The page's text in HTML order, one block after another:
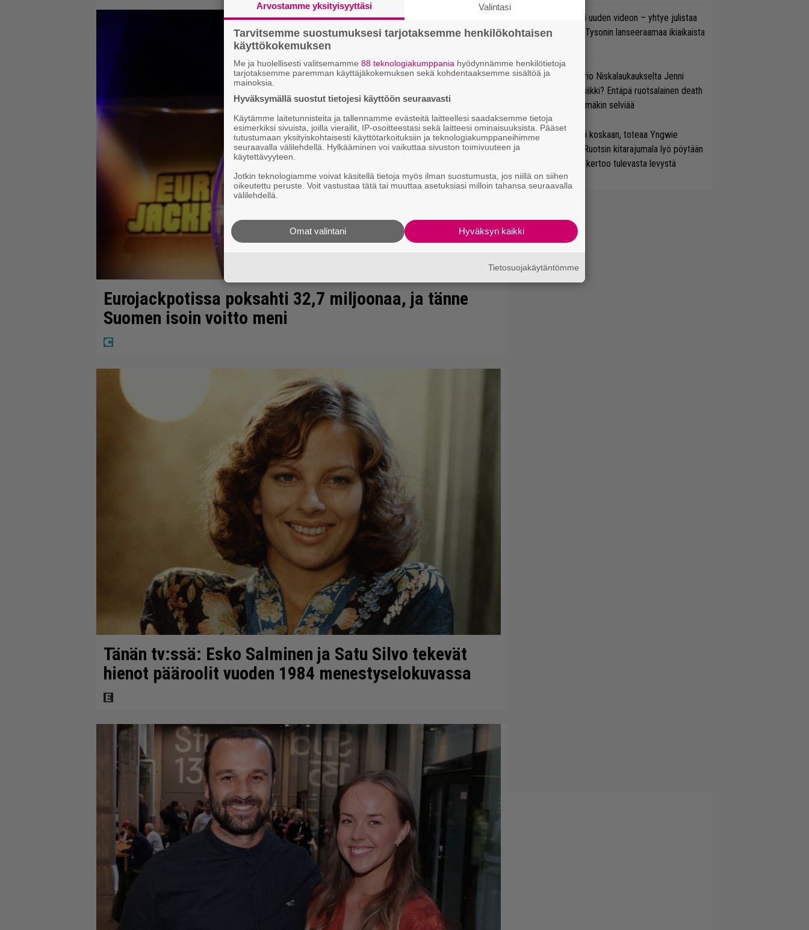
Eurojackpotissa poksahti 32,7 miljoonaa, ja tänne
Suomen isoin voitto meni
Tänän tv:ssä: Esko Salminen ja Satu Silvo tekevät
hienot pääroolit vuoden 1984 menestyselokuvassa
Anthrax julkaisi uuden videon – yhtye julistaa
biisillään Mike Tysonin lanseeraamaa ikiaikaista
Miten taipuu Trio Niskalaukaukselta Jenni
Vartiaisen musiikki? Entäpä ruotsalainen death
metal? Pian tämäkin selviää
Se on nyt tai ei koskaan, toteaa Yngwie
Malmsteen – Ruotsin kitarajumala lyö pöytään
uuden biisin ja kertoo tulevasta levystä
Arvostamme yksityisyyttäsi Valintasi
Tarvitsemme suostumuksesi tarjotaksemme henkilökohtaisen
käyttökokemuksen
Me ja huolellisesti valitsemamme 88 teknologiakumppania hyödynnämme henkilötietoja
tarjotaksemme paremman käyttäjäkokemuksen sekä kohdentaaksemme sisältöä ja
mainoksia.
Hyväksymällä suostut tietojesi käyttöön seuraavasti
Käytämme laitetunnisteita ja tallennamme evästeitä laitteellesi saadaksemme tietoja
esimerkiksi sivuista, joilla vierailit, IP-osoitteestasi sekä laitteesi ominaisuuksista. Pääset
tutustumaan yksityiskohtaisesti käyttötarkoituksiin ja teknologiakumppaneihimme
seuraavalla välilehdellä. Hylkääminen voi vaikuttaa sivuston toimivuuteen ja
käytettävyyteen.
Jotkin teknologiamme voivat käsitellä tietoja myös ilman suostumusta, jos niillä on siihen
oikeutettu peruste. Voit vastustaa tätä tai muuttaa asetuksiasi milloin tahansa seuraavalla
välilehdellä.
Hyväksyn kaikki
Omat valintani
Tietosuojakäytäntömme